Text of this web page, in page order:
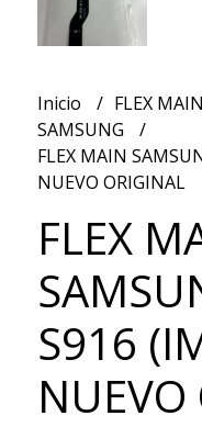
Inicio
FLEX
SAMSUNG
FLEX MAIN
NUEVO ORIGINAL
FLEX
S916